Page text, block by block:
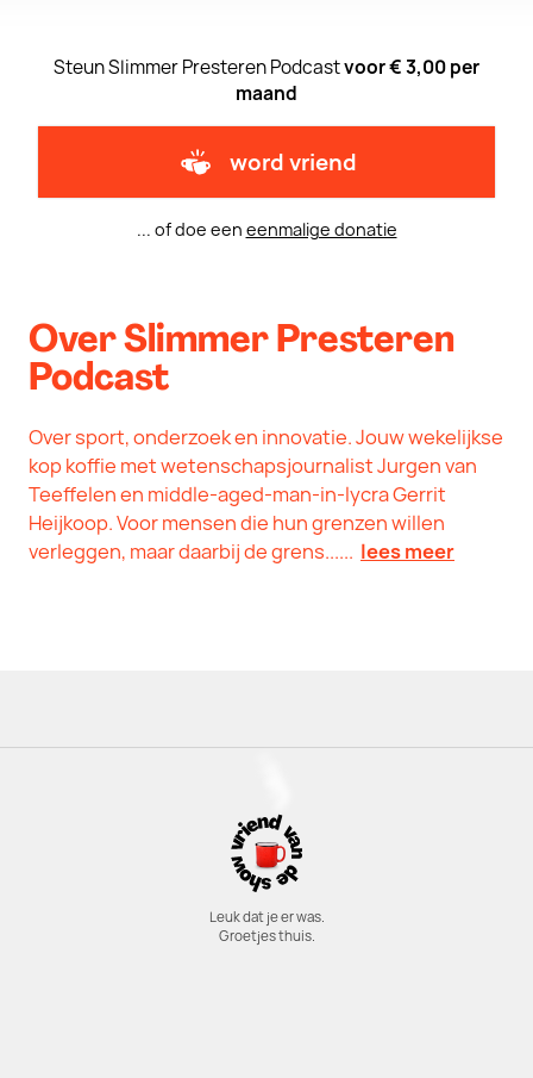
Steun Slimmer Presteren Podcastvoor € 3,00 per
maand
word vriend
... of doe een eenmalige donatie
Over Slimmer Presteren
Podcast
Over sport, onderzoek en innovatie. Jouw wekelijkse
kop koffie met wetenschapsjournalist Jurgen van
Teeffelen en middle-aged-man-in-lycra Gerrit
Heijkoop. Voor mensen die hun grenzen willen
verleggen, maar daarbij de grens...... lees meer
Leuk dat je er was.
Groetjes thuis.